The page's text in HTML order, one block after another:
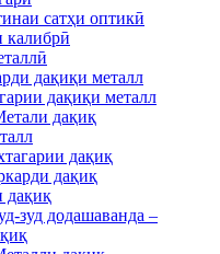
сатҳи оптикӣ
калибрӣ
дақиқи металл
дақиқи металл
дақиқ
дақиқ
дақиқ
дақиқ
зуд додашаванда –